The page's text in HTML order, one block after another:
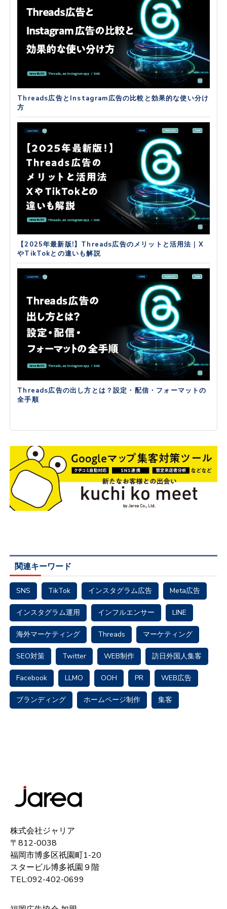
Threads広告とInstagram広告の比較と効果的な使い分け
方
【2025年最新版!】Threads広告のメリットと活用法｜X
やTikTokとの違いも解説
Threads広告の出し方とは？設定・配信・フォーマットの
全手順
関連キーワード
SNS TikTok インスタグラム広告 Meta広告
インスタグラム運用 インフルエンサー LINE
海外マーケティング Threads マーケティング
SEO対策 Twitter WEB制作 訪日外国人集客
Facebook LLMO OOH PR WEB広告
ブランディング ホームページ制作 集客
株式会社ジャリア
〒812-0038
福岡市博多区祇園町1-20
スタービル博多祇園９階
TEL:092-402-0699